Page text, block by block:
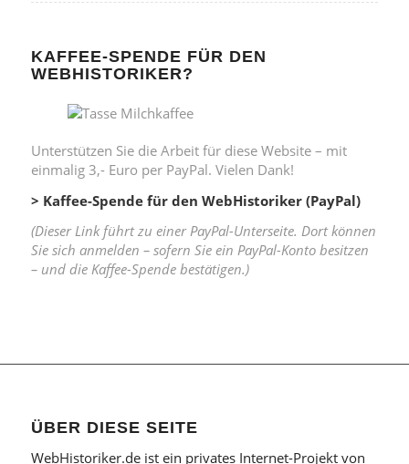
KAFFEE-SPENDE FÜR DEN
WEBHISTORIKER?
Unterstützen Sie die Arbeit für diese Website – mit
einmalig 3,- Euro per PayPal. Vielen Dank!
> Kaffee-Spende für den WebHistoriker (PayPal)
(Dieser Link führt zu einer PayPal-Unterseite. Dort können
Sie sich anmelden – sofern Sie ein PayPal-Konto besitzen
– und die Kaffee-Spende bestätigen.)
ÜBER DIESE SEITE
WebHistoriker.de ist ein privates Internet-Projekt von